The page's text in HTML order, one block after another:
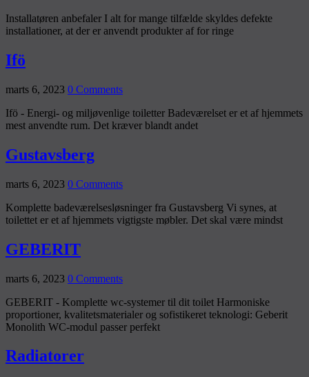
Installatøren anbefaler I alt for mange tilfælde skyldes defekte
installationer, at der er anvendt produkter af for ringe
Ifö
marts 6, 2023 0 Comments
Ifö - Energi- og miljøvenlige toiletter Badeværelset er et af hjemmets
mest anvendte rum. Det kræver blandt andet
Gustavsberg
marts 6, 2023 0 Comments
Komplette badeværelsesløsninger fra Gustavsberg Vi synes, at
toilettet er et af hjemmets vigtigste møbler. Det skal være mindst
GEBERIT
marts 6, 2023 0 Comments
GEBERIT - Komplette wc-systemer til dit toilet Harmoniske
proportioner, kvalitetsmaterialer og sofistikeret teknologi: Geberit
Monolith WC-modul passer perfekt
Radiatorer